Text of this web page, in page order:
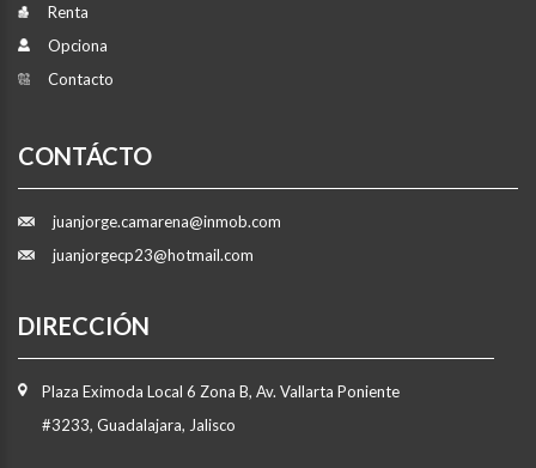
Renta
Opciona
Contacto
CONTÁCTO
juanjorge.camarena@inmob.com
juanjorgecp23@hotmail.com
DIRECCIÓN
Plaza Eximoda Local 6 Zona B, Av. Vallarta Poniente
#3233, Guadalajara, Jalisco